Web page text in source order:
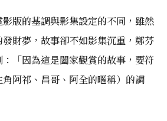
版的基調與影集設定的不同，雖然
財夢，故事卻不如影集沉重，鄭芬
「因為這是闔家觀賞的故事，要符
阿祁、昌哥、阿全的暱稱）的調